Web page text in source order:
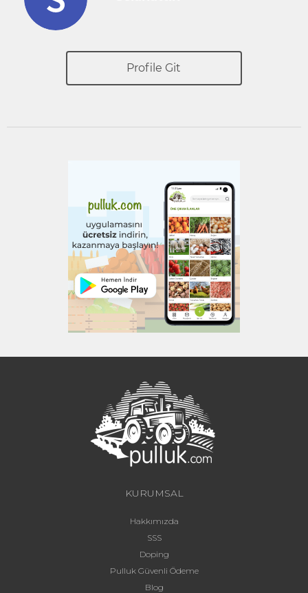
Profile Git
KURUMSAL
Hakkımızda
SSS
Doping
Pulluk Güvenli Ödeme
Blog